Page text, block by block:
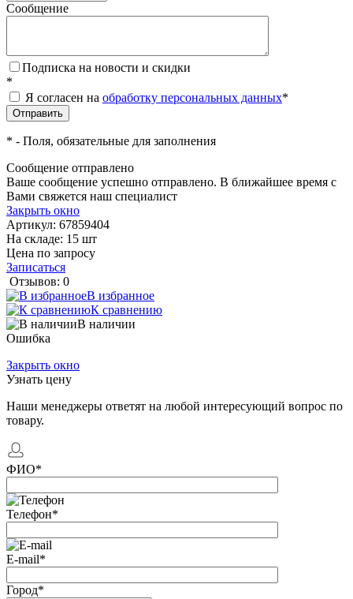
Сообщение
Подписка на новости и скидки
*
Я согласен на обработку персональных данных*
* - Поля, обязательные для заполнения
Сообщение отправлено
Ваше сообщение успешно отправлено. В ближайшее время с
Вами свяжется наш специалист
Закрыть окно
Артикул: 67859404
На складе: 15 шт
Цена по запросу
Записаться
Отзывов: 0
В избранное
К сравнению
В наличии
Ошибка
Закрыть окно
Узнать цену
Наши менеджеры ответят на любой интересующий вопрос по
товару.
ФИО*
Телефон*
E-mail*
Город*